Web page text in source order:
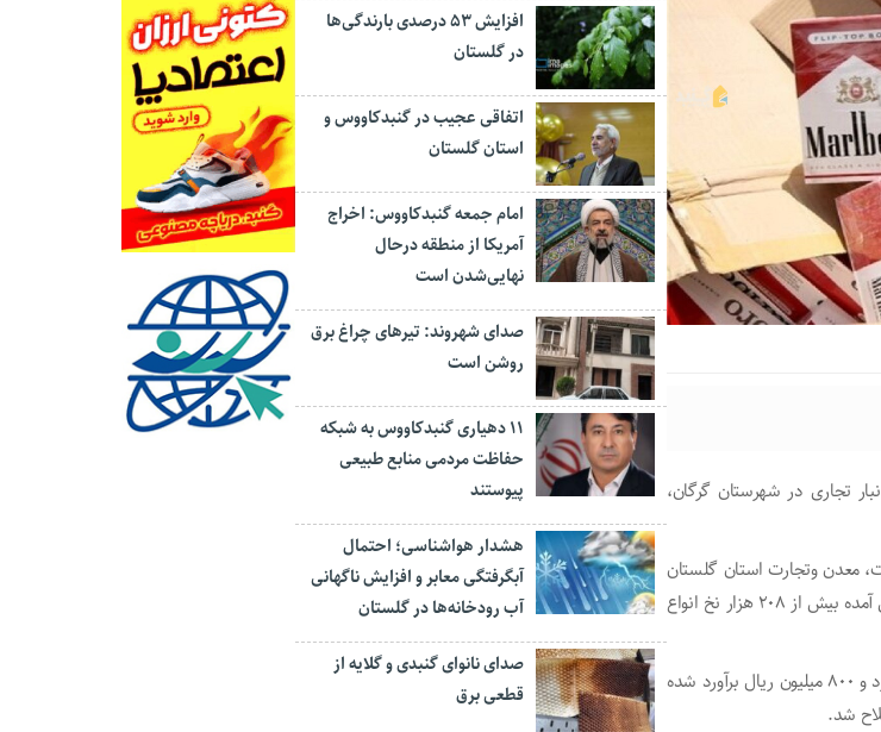
تجاری در شهرستان گرگان،
معدن وتجارت استان گلستان
به همراه پلیس امنیت اقتصادی استان به آدرس مورد نظر عزیمت کردند و طی بازدید بعمل آمده بیش از ۲۰۸ هزار نخ انواع
وی با اشاره به اینکه برابر اعلام کارشناسان ارزش اولیه کالای کشف شده بیش از ۱۹ میلیارد و ۸۰۰ میلیون ریال برآورد شده
شد.
افزایش ۵۳ درصدی بارندگی‌ها
در گلستان
اتفاقی عجیب در‌ گنبدکاووس و
استان گلستان
امام جمعه گنبدکاووس: اخراج
آمریکا از منطقه درحال
نهایی‌شدن است
صدای شهروند: تیرهای چراغ برق
روشن است
۱۱ دهیاری گنبدکاووس به شبکه
حفاظت مردمی منابع طبیعی
پیوستند
هشدار هواشناسی؛ احتمال
آبگرفتگی معابر و افزایش ناگهانی
آب رودخانه‌ها در گلستان
صدای نانوای گنبدی و گلایه از
قطعی برق